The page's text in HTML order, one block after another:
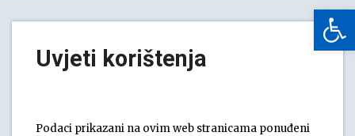
Uvjeti korištenja
Podaci prikazani na ovim web stranicama ponuđeni